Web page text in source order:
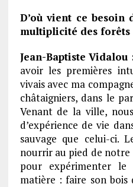
D’où vient ce
multiplicité des forêts
Jean-Baptiste Vidalou
avoir les premières
vivais avec ma
châtaigniers, dans le
Venant de la ville,
d’expérience de vie
sauvage que celui-ci.
nourrir au pied de notre
pour expérimenter
matière : faire son bois